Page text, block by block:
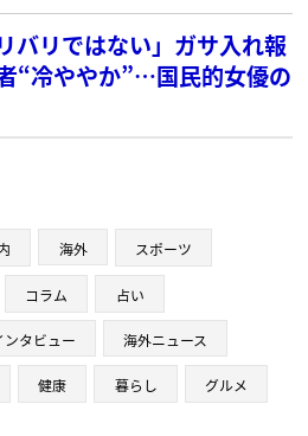
バリではない」ガサ入れ報
“冷ややか”…国民的女優の
海外 スポーツ
コラム 占い
ンタビュー 海外ニュース
健康 暮らし グルメ